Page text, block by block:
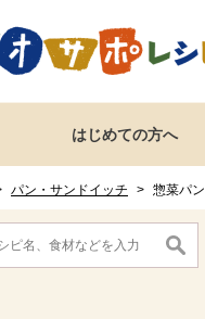
はじめての方へ
パン・サンドイッチ > 惣菜パン
消費材検索メニューです。
索メニューここまで。
本文です。